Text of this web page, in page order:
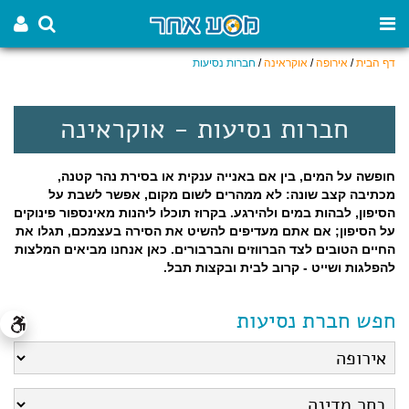
דף הבית/ אירופה/ אוקראינה/ חברות נסיעות
חברות נסיעות - אוקראינה
חופשה על המים, בין אם באנייה ענקית או בסירת נהר קטנה,
מכתיבה קצב שונה: לא ממהרים לשום מקום, אפשר לשבת על
הסיפון, לבהות במים ולהירגע. בקרוז תוכלו ליהנות מאינספור פינוקים
על הסיפון; אם אתם מעדיפים להשיט את הסירה בעצמכם, תגלו את
החיים הטובים לצד הברווזים והברבורים. כאן אנחנו מביאים המלצות
להפלגות ושייט - קרוב לבית ובקצות תבל.
חפש חברת נסיעות